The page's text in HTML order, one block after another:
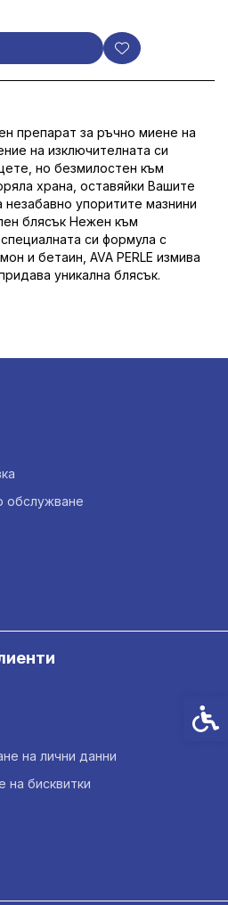
препарат за ръчно миене на
на изключителната си
но безмилостен към
храна, оставяйки Вашите
упоритите мазнини
блясък Нежен към
си формула с
и бетаин, AVA PERLE измива
уникална блясък.
обслужване
на лични данни
на бисквитки